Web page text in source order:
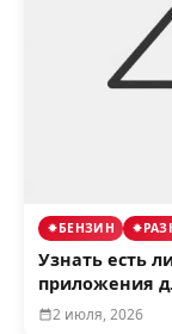
БЕНЗИН
Узнать есть
приложения
2 июля, 2026